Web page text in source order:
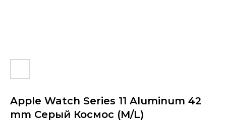
Apple Watch Series 11 Aluminum 42
mm Серый Космос (M/L)
Проложить маршрут